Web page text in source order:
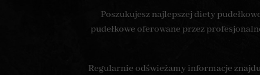
Poszukujesz najlepszej diety
pudełkowe oferowane przez
Regularnie odświeżamy informacje